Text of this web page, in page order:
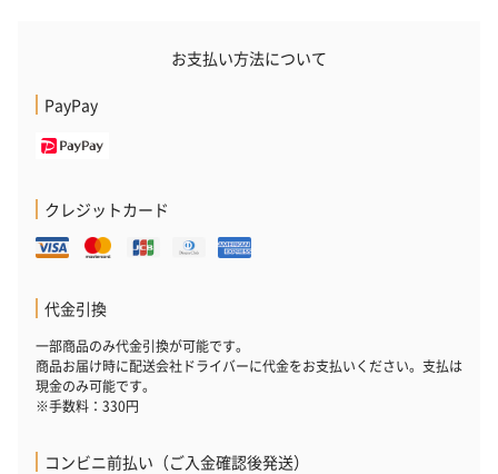
お支払い方法について
PayPay
クレジットカード
代金引換
一部商品のみ代金引換が可能です。
商品お届け時に配送会社ドライバーに代金をお支払いください。支払は
現金のみ可能です。
※手数料：330円
コンビニ前払い（ご入金確認後発送）